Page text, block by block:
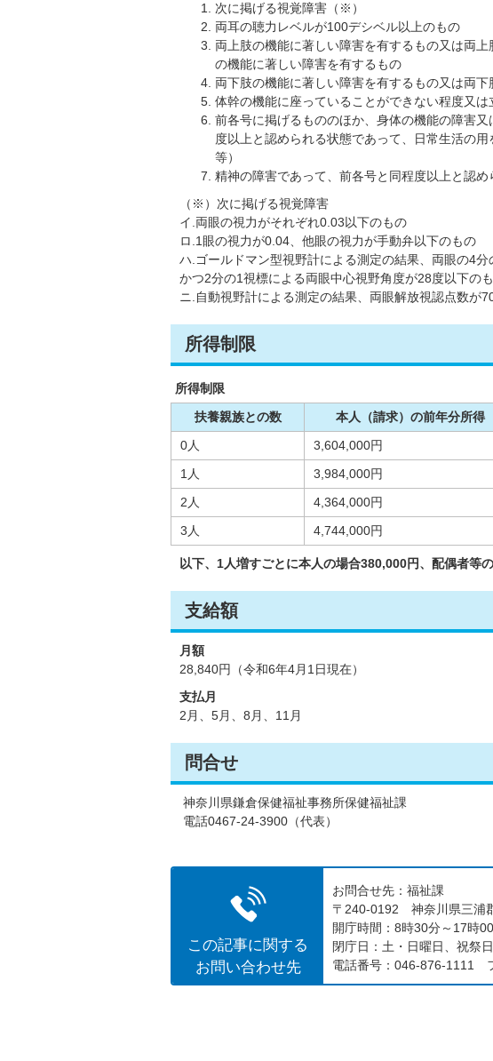
次に掲げる視覚障害（※）
両耳の聴力レベルが100デシベル以上のもの
両上肢の機能に著しい障害を有するもの又は両
の機能に著しい障害を有するもの
両下肢の機能に著しい障害を有するもの又は両
体幹の機能に座っていることができない程度又
前各号に掲げるもののほか、身体の機能の障害
度以上と認められる状態であって、日常生活の
等）
精神の障害であって、前各号と同程度以上と認め
（※）次に掲げる視覚障害
イ.両眼の視力がそれぞれ0.03以下のもの
ロ.1眼の視力が0.04、他眼の視力が手動弁以下のもの
ハ.ゴールドマン型視野計による測定の結果、両眼の4
かつ2分の1視標による両眼中心視野角度が28度以下の
ニ.自動視野計による測定の結果、両眼解放視認点数が
所得制限
所得制限
扶養親族との数
本人（請求）の前年分所得
0人
3,604,000円
1人
3,984,000円
2人
4,364,000円
3人
4,744,000円
以下、1人増すごとに本人の場合380,000円、配偶者等
支給額
月額
28,840円（令和6年4月1日現在）
支払月
2月、5月、8月、11月
問合せ
神奈川県鎌倉保健福祉事務所保健福祉課
電話0467-24-3900（代表）
この記事に関する
お問い合わせ先
お問合せ先：福祉課
〒240-0192 神奈川県三浦
開庁時間：8時30分～17時
閉庁日：土・日曜日、祝祭
電話番号：046-876-1111